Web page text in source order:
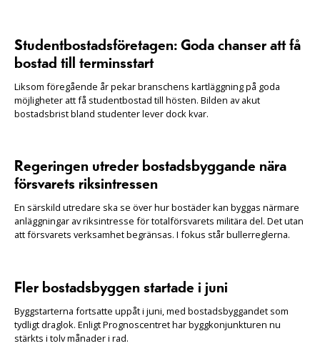
Studentbostadsföretagen: Goda chanser att få
bostad till terminsstart
Liksom föregående år pekar branschens kartläggning på goda
möjligheter att få studentbostad till hösten. Bilden av akut
bostadsbrist bland studenter lever dock kvar.
Regeringen utreder bostadsbyggande nära
försvarets riksintressen
En särskild utredare ska se över hur bostäder kan byggas närmare
anläggningar av riksintresse för totalförsvarets militära del. Det utan
att försvarets verksamhet begränsas. I fokus står bullerreglerna.
Fler bostadsbyggen startade i juni
Byggstarterna fortsatte uppåt i juni, med bostadsbyggandet som
tydligt draglok. Enligt Prognoscentret har byggkonjunkturen nu
stärkts i tolv månader i rad.